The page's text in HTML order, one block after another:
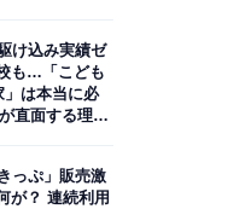
け込み実績ゼ
も…「こども
」は本当に必
直面する理想
っぷ」販売激
が？ 連続利用